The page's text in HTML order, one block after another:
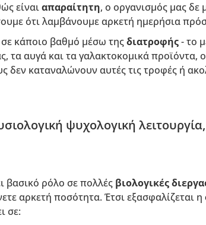
είναιαπαραίτητη, ο οργανισμός μας δε
ότι λαμβάνουμε αρκετή ημερήσια
σε κάποιο βαθμό μέσω τηςδιατροφής- το
τα αυγά και τα γαλακτοκομικά προϊόντα,
δεν καταναλώνουν αυτές τις τροφές ή
ψυχολογική
βασικό ρόλο σε πολλές βιολογικές
αρκετή ποσότητα. Έτσι εξασφαλίζεται η
σε: